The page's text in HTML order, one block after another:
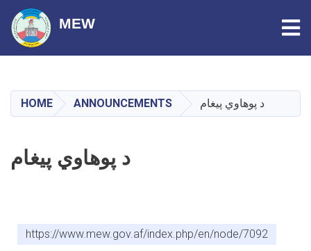
main
content
MEW
HOME ANNOUNCEMENTS د پوهاوي پیغام
د پوهاوي پیغام
https://www.mew.gov.af/index.php/en/node/7092